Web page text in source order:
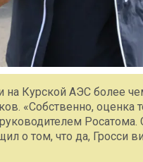
на Курской АЭС более
«Собственно, оценка
Росатома.
о том, что да, Гросси